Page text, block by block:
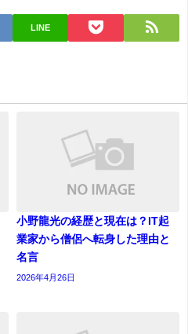
LINE
小野龍光の経歴と現在は？IT起
業家から僧侶へ転身した理由と
名言
2026年4月26日